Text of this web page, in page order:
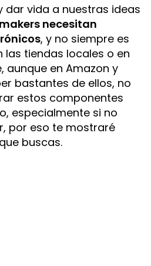
dar vida a nuestras ideas
necesitan
, y no siempre es
tiendas locales o en
aunque en Amazon y
bastantes de ellos, no
estos componentes
especialmente si no
por eso te mostraré
buscas.